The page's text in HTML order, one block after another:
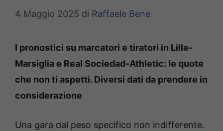
4 Maggio 2025 di Raffaele Bene
I pronostici su marcatori e tiratori in Lille-
Marsiglia e Real Sociedad-Athletic: le quote
che non ti aspetti. Diversi dati da prendere in
considerazione
Una gara dal peso specifico non indifferente.